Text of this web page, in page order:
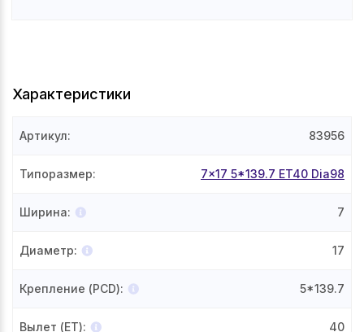
Характеристики
Артикул: 83956
Типоразмер: 7x17 5*139.7 ET40 Dia98
Ширина: 7
Диаметр: 17
Крепление (PCD): 5*139.7
Вылет (ET): 40